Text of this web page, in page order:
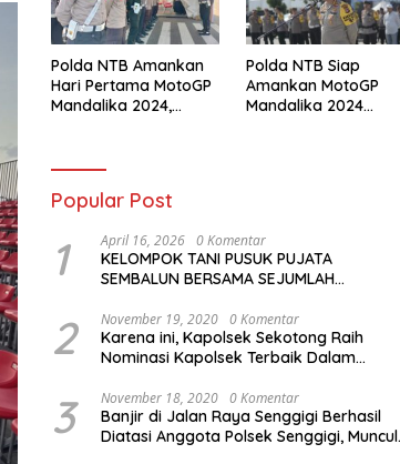
Polda NTB Amankan
Hari Pertama MotoGP
Mandalika 2024,
Polda NTB Siap
Amankan MotoGP
Mandalika 2024
Popular Post
1 April 16, 2026 0 Komentar
KELOMPOK TANI PUSUK PUJATA
SEMBALUN BERSAMA SEJUMLAH
KOMITMENNYA UNTUK MENDUKUNG
SERTA MENYUKSESKAN PROGRAM
PEMERINTAH DI SEKTOR HORTIKULTURA,
BAWANG PUTIH DARI APBN 2026.
2 November 19, 2020 0 Komentar
Karena ini, Kapolsek Sekotong Raih
Nominasi Kapolsek Terbaik Dalam
3 November 18, 2020 0 Komentar
Banjir di Jalan Raya Senggigi Berhasil
Diatasi Anggota Polsek Senggigi, Muncul